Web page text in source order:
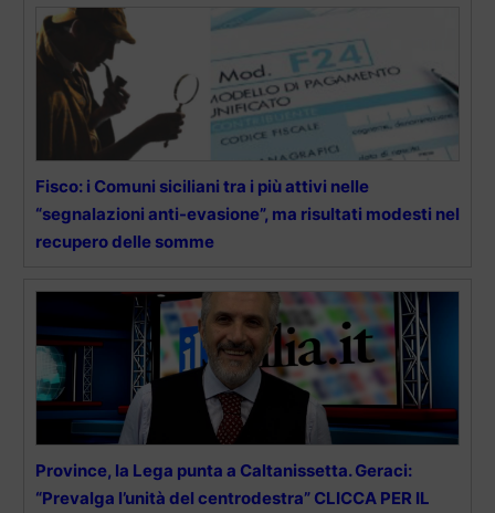
Fisco: i Comuni siciliani tra i più attivi nelle
“segnalazioni anti-evasione”, ma risultati modesti nel
recupero delle somme
Province, la Lega punta a Caltanissetta. Geraci:
“Prevalga l’unità del centrodestra” CLICCA PER IL